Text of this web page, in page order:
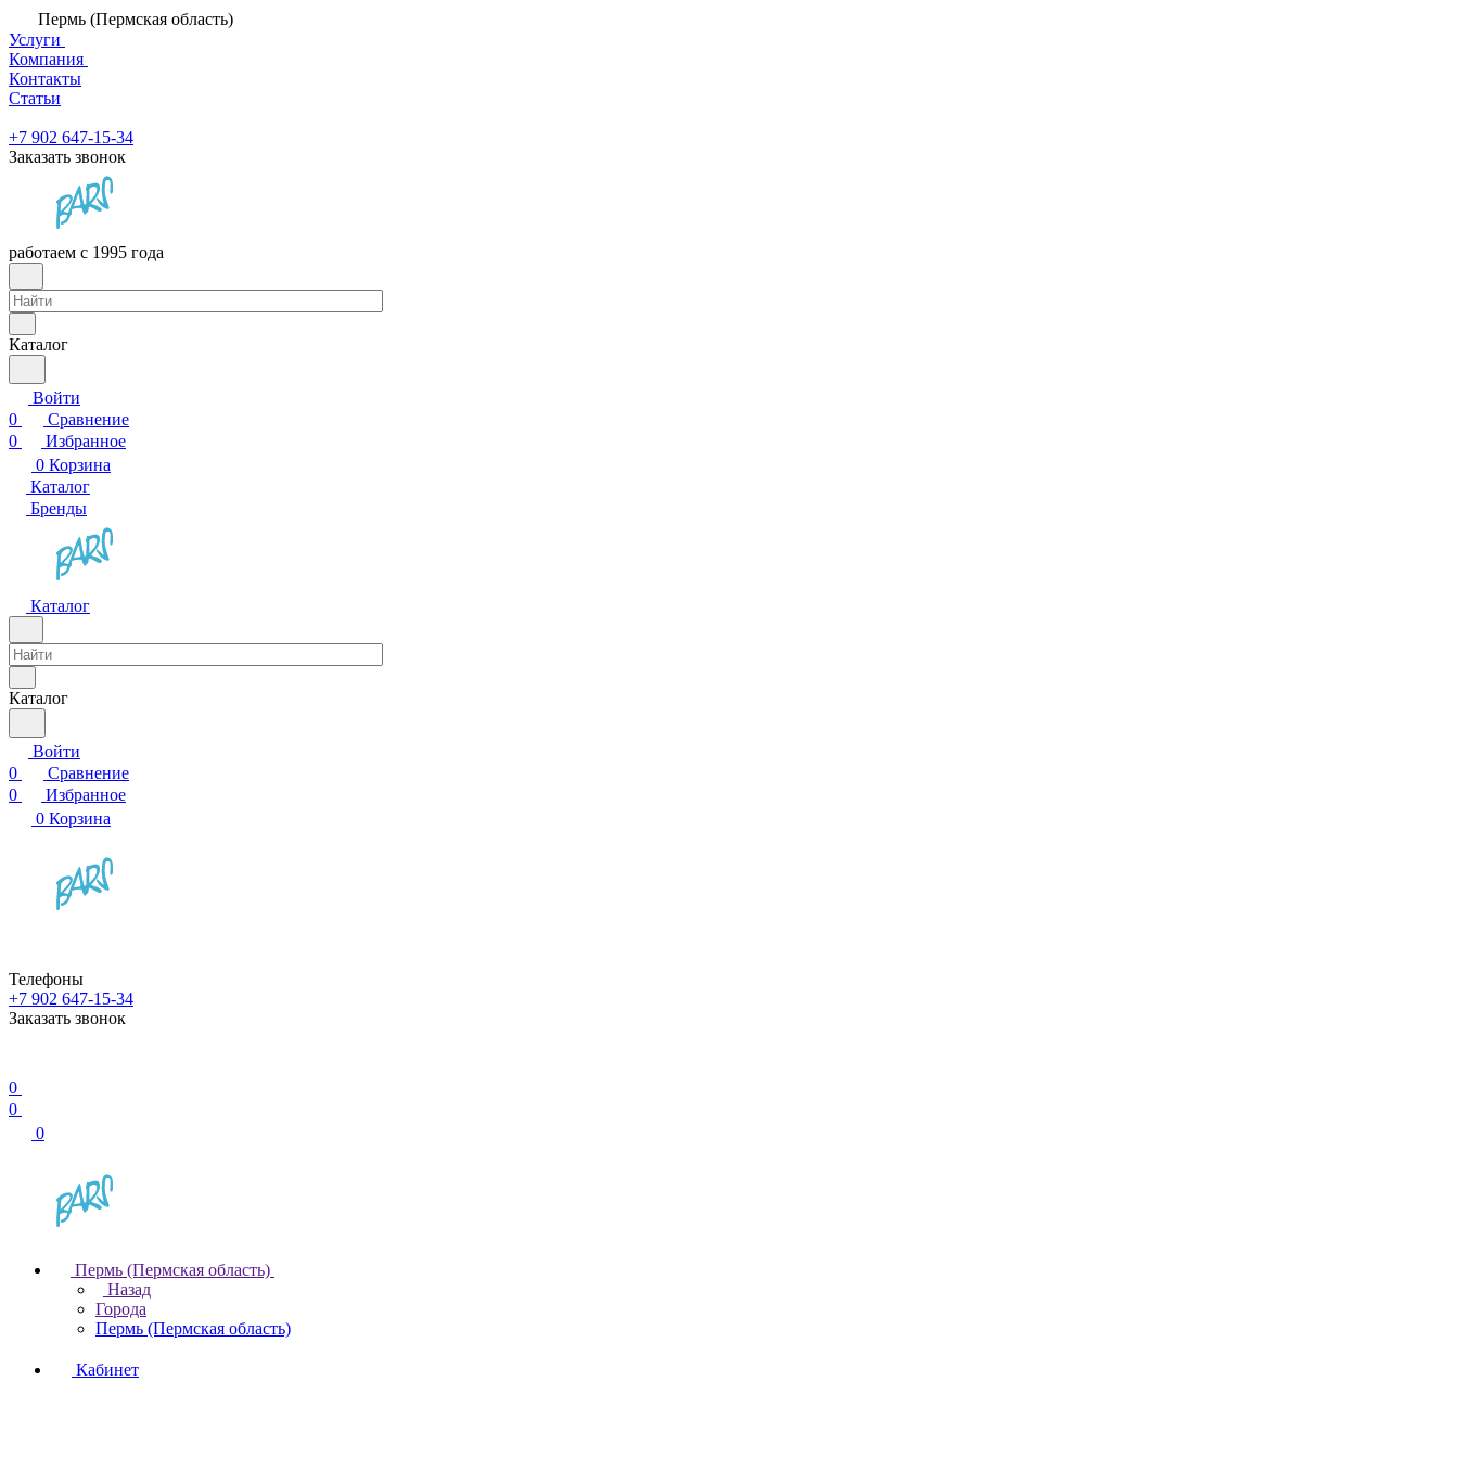
Пермь (Пермская область)
Услуги
Компания
Контакты
Статьи
+7 902 647-15-34
Заказать звонок
работаем с 1995 года
Каталог
Войти
0
Сравнение
0
Избранное
0 Корзина
Каталог
Бренды
Каталог
Каталог
Войти
0
Сравнение
0
Избранное
0 Корзина
Телефоны
+7 902 647-15-34
Заказать звонок
0
0
0
Пермь (Пермская область)
Назад
Города
Пермь (Пермская область)
Кабинет